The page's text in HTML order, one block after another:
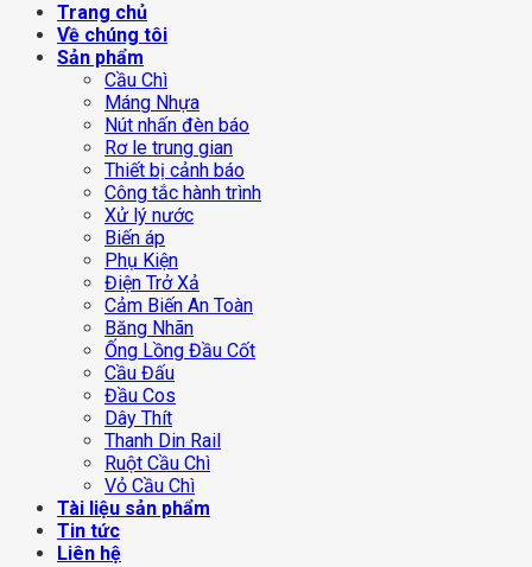
Trang chủ
Về chúng tôi
Sản phẩm
Cầu Chì
Máng Nhựa
Nút nhấn đèn báo
Rơ le trung gian
Thiết bị cảnh báo
Công tắc hành trình
Xử lý nước
Biến áp
Phụ Kiện
Điện Trở Xả
Cảm Biến An Toàn
Băng Nhãn
Ống Lồng Đầu Cốt
Cầu Đấu
Đầu Cos
Dây Thít
Thanh Din Rail
Ruột Cầu Chì
Vỏ Cầu Chì
Tài liệu sản phẩm
Tin tức
Liên hệ